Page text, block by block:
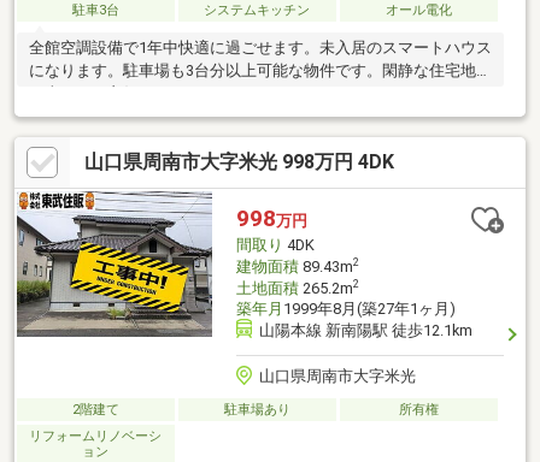
駐車3台
システムキッチン オール電化
全館空調設備で1年中快適に過ごせます。未入居のスマートハウス
になります。駐車場も3台分以上可能な物件です。閑静な住宅地で
山口県周南市大字米光 998万円 4DK
998万円
間取り 4DK
建物面積89.43m2
土地面積265.2m2
築年月 1999年8月(築27年1ヶ月)
山陽本線 新南陽駅 徒歩12.1km
山口県周南市大字米光
2階建て 駐車場あり
所有権
リフォームリノベーシ
ョン